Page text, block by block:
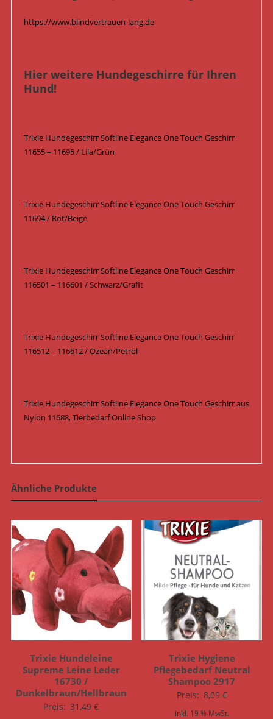
https://www.blindvertrauen-lang.de
Hier weitere Hundegeschirre für Ihren
Hund!
Trixie Hundegeschirr Softline Elegance One Touch Geschirr
11655 – 11695 / Lila/Grün
Trixie Hundegeschirr Softline Elegance One Touch Geschirr
11694 / Rot/Beige
Trixie Hundegeschirr Softline Elegance One Touch Geschirr
116501 – 116601 / Schwarz/Grafit
Trixie Hundegeschirr Softline Elegance One Touch Geschirr
116512 – 116612 / Ozean/Petrol
Trixie Hundegeschirr Softline Elegance One Touch Geschirr aus
Nylon 11688, Tierbedarf Online Shop
Ähnliche Produkte
Trixie Hundeleine
Supreme Leine Leder
16730 /
Dunkelbraun/Hellbraun
Preis: 31,49€
Trixie Hygiene
Pflegebedarf Neutral
Shampoo 2917
Preis: 8,09 €
inkl. 19 % MwSt.